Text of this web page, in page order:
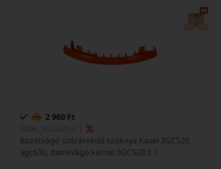
2 960 Ft
Bozótvágó szórásvédő szoknya Kasei 3GC520
3gc630, damilvágó késsel 3GC520.3.1